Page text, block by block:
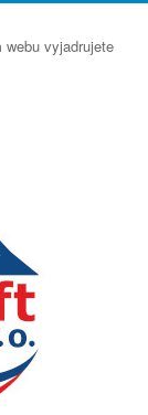
vyjadrujete